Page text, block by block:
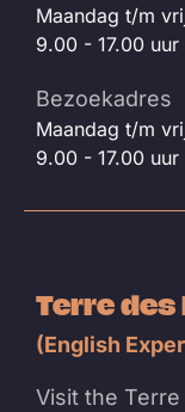
Maandag t/m
9.00 - 17.00 uur
Bezoekadres
Maandag t/m
9.00 - 17.00 uur
Terre des
(English
Visit the